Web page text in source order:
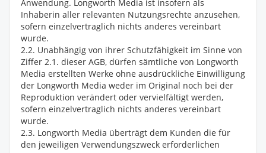
Anwendung. Longworth Media ist insofern als
Inhaberin aller relevanten Nutzungsrechte anzusehen,
sofern einzelvertraglich nichts anderes vereinbart
wurde.
2.2. Unabhängig von ihrer Schutzfähigkeit im Sinne von
Ziffer 2.1. dieser AGB, dürfen sämtliche von Longworth
Media erstellten Werke ohne ausdrückliche Einwilligung
der Longworth Media weder im Original noch bei der
Reproduktion verändert oder vervielfältigt werden,
sofern einzelvertraglich nichts anderes vereinbart
wurde.
2.3. Longworth Media überträgt dem Kunden die für
den jeweiligen Verwendungszweck erforderlichen